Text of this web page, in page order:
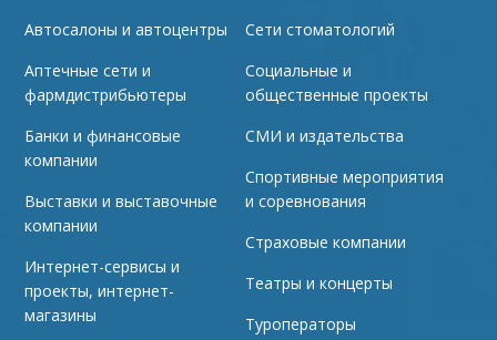
Автосалоны и автоцентры
Аптечные сети и
фармдистрибьютеры
Банки и финансовые
компании
Выставки и выставочные
компании
Интернет-сервисы и
проекты, интернет-
магазины
Сети стоматологий
Социальные и
общественные проекты
СМИ и издательства
Спортивные мероприятия
и соревнования
Страховые компании
Театры и концерты
Туроператоры